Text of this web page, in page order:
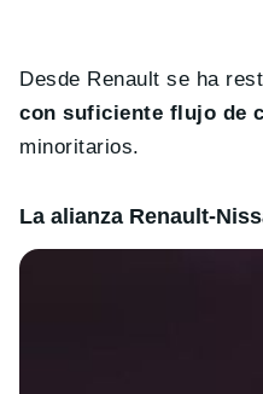
Desde Renault se ha
con suficiente flujo de
minoritarios.
La alianza Renault-